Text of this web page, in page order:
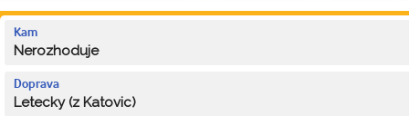
Kam
Nerozhoduje
Doprava
Letecky (z Katovic)